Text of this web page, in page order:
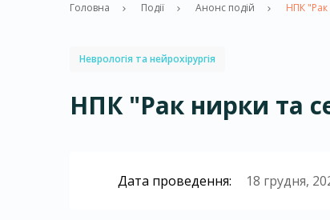
Головна Події Анонс подій НПК "Рак
Неврологія та нейрохірургія
НПК "Рак нирки та
Дата проведення: 18 грудня,